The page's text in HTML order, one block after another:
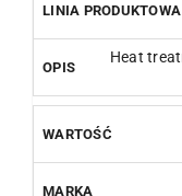
Heat